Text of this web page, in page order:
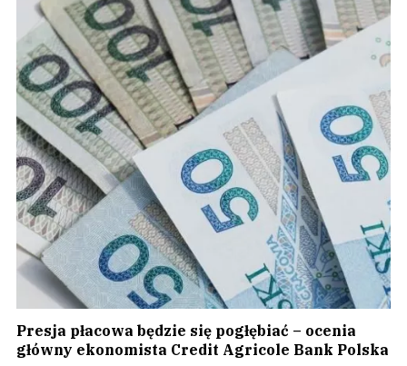
Presja płacowa będzie się pogłębiać – ocenia
główny ekonomista Credit Agricole Bank Polska